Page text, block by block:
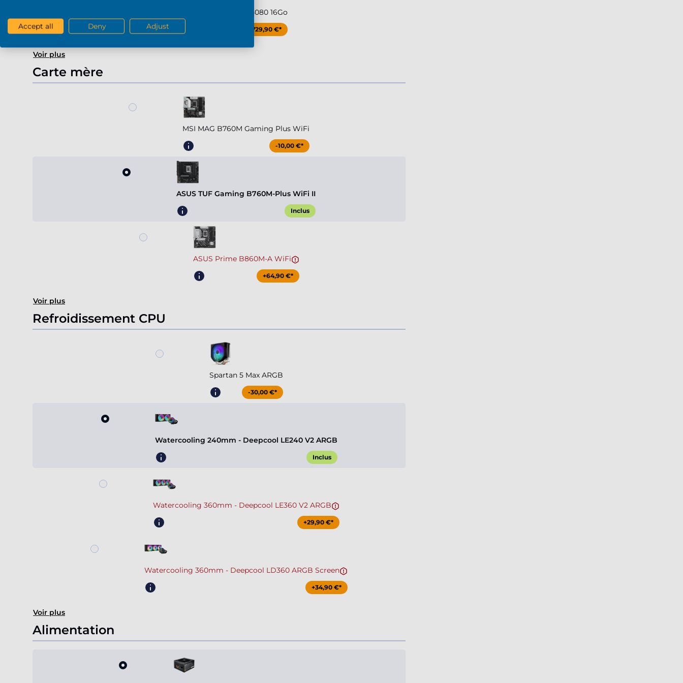
Geforce RTX 5080 16Go
+729,90 €*
Voir plus
Carte mère
MSI MAG B760M Gaming Plus WiFi
-10,00 €*
ASUS TUF Gaming B760M-Plus WiFi II
Inclus
ASUS Prime B860M-A WiFi
+64,90 €*
Voir plus
Refroidissement CPU
Spartan 5 Max ARGB
-30,00 €*
Watercooling 240mm - Deepcool LE240 V2 ARGB
Inclus
Watercooling 360mm - Deepcool LE360 V2 ARGB
+29,90 €*
Watercooling 360mm - Deepcool LD360 ARGB Screen
+34,90 €*
Voir plus
Alimentation
Accept all Deny Adjust